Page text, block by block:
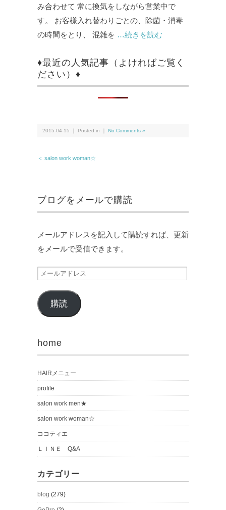
み合わせて 常に換気をしながら営業中で
す。 お客様入れ替わりごとの、除菌・消毒
の時間をとり、 混雑を …続きを読む
♦最近の人気記事（よければご覧く
ださい）♦
2015-04-15 ｜ Posted in ｜ No Comments »
＜ salon work woman☆
ブログをメールで購読
メールアドレスを記入して購読すれば、更新
をメールで受信できます。
購読
home
HAIRメニュー
profile
salon work men★
salon work woman☆
ココティエ
ＬＩＮＥ Q&A
カテゴリー
blog (279)